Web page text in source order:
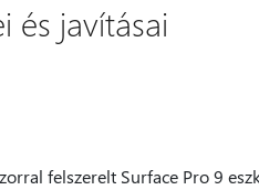
és javításai
felszerelt Surface Pro 9